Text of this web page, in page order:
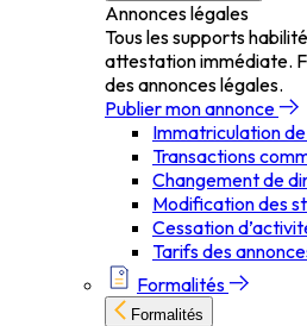
Annonces légales
Tous les supports
attestation immédiate.
des annonces légales.
Publier mon annonce
Immatriculation
Transactions
Changement de
Modification des
Cessation
Tarifs des
Formalités
Formalités